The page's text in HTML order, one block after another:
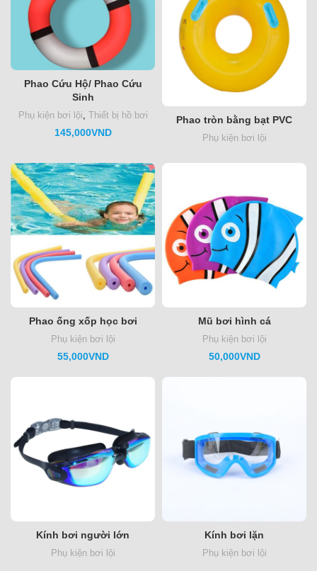
Phao Cứu Hộ/ Phao Cứu
Sinh
Phụ kiện bơi lội, Thiết bị hồ bơi
145,000VND
Phao tròn bằng bạt PVC
Phụ kiện bơi lội
Phao ống xốp học bơi
Phụ kiện bơi lội
55,000VND
Mũ bơi hình cá
Phụ kiện bơi lội
50,000VND
Kính bơi người lớn
Phụ kiện bơi lội
Kính bơi lặn
Phụ kiện bơi lội